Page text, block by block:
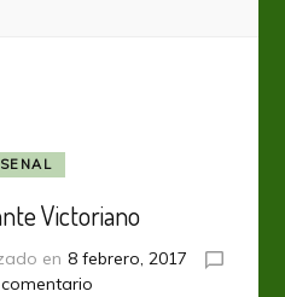
Victoriano
en 8 febrero, 2017